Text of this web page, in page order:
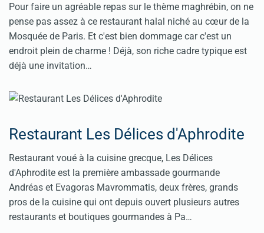
Pour faire un agréable repas sur le thème maghrébin, on ne
pense pas assez à ce restaurant halal niché au cœur de la
Mosquée de Paris. Et c'est bien dommage car c'est un
endroit plein de charme ! Déjà, son riche cadre typique est
déjà une invitation…
Restaurant Les Délices d'Aphrodite
Restaurant voué à la cuisine grecque, Les Délices
d'Aphrodite est la première ambassade gourmande
Andréas et Evagoras Mavrommatis, deux frères, grands
pros de la cuisine qui ont depuis ouvert plusieurs autres
restaurants et boutiques gourmandes à Pa…